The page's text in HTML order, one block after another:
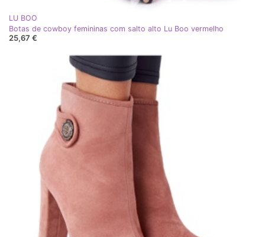
LU BOO
Botas de cowboy femininas com salto alto Lu Boo vermelho
25,67 €